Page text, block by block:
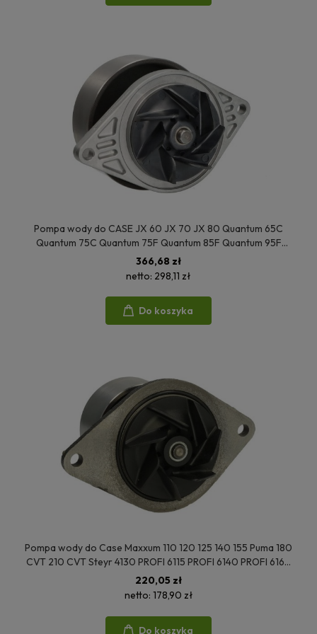
Pompa wody do CASE JX 60 JX 70 JX 80 Quantum 65C
Quantum 75C Quantum 75F Quantum 85F Quantum 95F
Quantum 75N Quantum 85N Quantum 65V Quantum 75V
Quantum 85V NEW HOLLAND KOMATSU STEYR 5801848196
504216828 EA5801848196 08150EC
366,68 zł
netto: 298,11 zł
Do koszyka
Pompa wody do Case Maxxum 110 120 125 140 155 Puma 180
CVT 210 CVT Steyr 4130 PROFI 6115 PROFI 6140 PROFI 6160
CVT 6170 New Holland T6050 T6070 T6080 T6090 T7050
710239A1 2854835 08264EC
220,05 zł
netto: 178,90 zł
Do koszyka